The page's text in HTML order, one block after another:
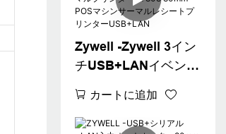
スUSB
Zywell -Zywell 3イン
チUSB+LANイベント
リンターZY808
80mm POSマシンサ
カートに追加